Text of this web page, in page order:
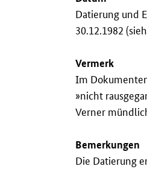
Datierung und
30.12.1982
Vermerk
Im
»nicht
Verner
Bemerkungen
Die Datierung